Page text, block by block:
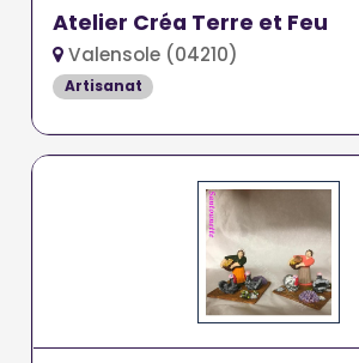
Atelier Créa Terre et Feu
Valensole (04210)
Artisanat